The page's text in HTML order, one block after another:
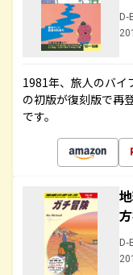
D-
1981年、旅人のバイ
の初版が復刻版で再
です。
D-